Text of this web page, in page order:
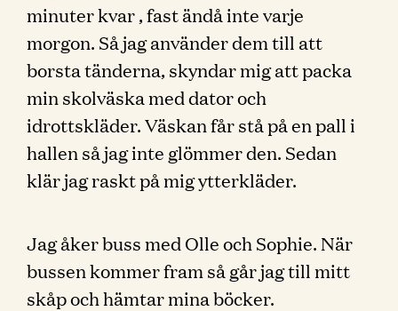
minuter kvar , fast ändå inte varje
morgon. Så jag använder dem till att
borsta tänderna, skyndar mig att packa
min skolväska med dator och
idrottskläder. Väskan får stå på en pall i
hallen så jag inte glömmer den. Sedan
klär jag raskt på mig ytterkläder.
Jag åker buss med Olle och Sophie. När
bussen kommer fram så går jag till mitt
skåp och hämtar mina böcker.